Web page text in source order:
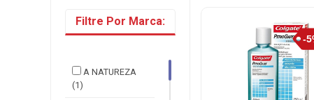
Filtre Por Marca:
A NATUREZA
(1)